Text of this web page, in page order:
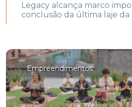
Legacy alcança marco
conclusão da última laje da
Empreendimentos